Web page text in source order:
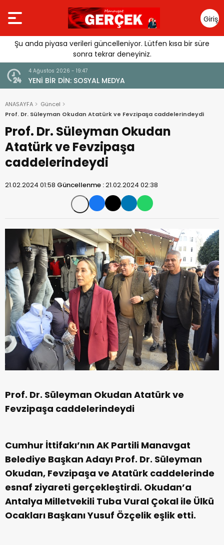
Giriş
Yap
Şu anda piyasa verileri güncelleniyor. Lütfen kısa bir süre
sonra tekrar deneyiniz.
4 Ağustos 2026 - 19:47
YENİ BİR DİN: SOSYAL MEDYA
ANASAYFA
Güncel
Prof. Dr. Süleyman Okudan Atatürk ve Fevzipaşa caddelerindeydi
Prof. Dr. Süleyman Okudan
Atatürk ve Fevzipaşa
caddelerindeydi
21.02.2024 01:58 Güncellenme :21.02.2024 02:38
Prof. Dr. Süleyman Okudan Atatürk ve
Fevzipaşa caddelerindeydi
Cumhur İttifakı’nın AK Partili Manavgat
Belediye Başkan Adayı Prof. Dr. Süleyman
Okudan, Fevzipaşa ve Atatürk caddelerinde
esnaf ziyareti gerçekleştirdi. Okudan’a
Antalya Milletvekili Tuba Vural Çokal ile Ülkü
Ocakları Başkanı Yusuf Özçelik eşlik etti.